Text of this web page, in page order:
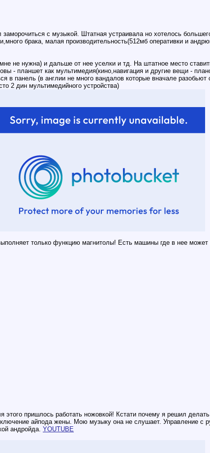
с музыкой. Штатная устраивала но хотелось
брака, малая производительность(512мб оперативки и
не нужна) и дальше от нее уселки и тд. На штатное место
- планшет как мультимедия(кино,навигация и другие вещи -
в панель (в англии не много вандалов которые вначале
2 дин мультимедийного устройства)
только функцию магнитолы! Есть машины где в нее может
пришлось работать ножовкой! Кстати почему я решил
айпода жены. Мою музыку она не слушает. Управление с
андройда. YOUTUBE